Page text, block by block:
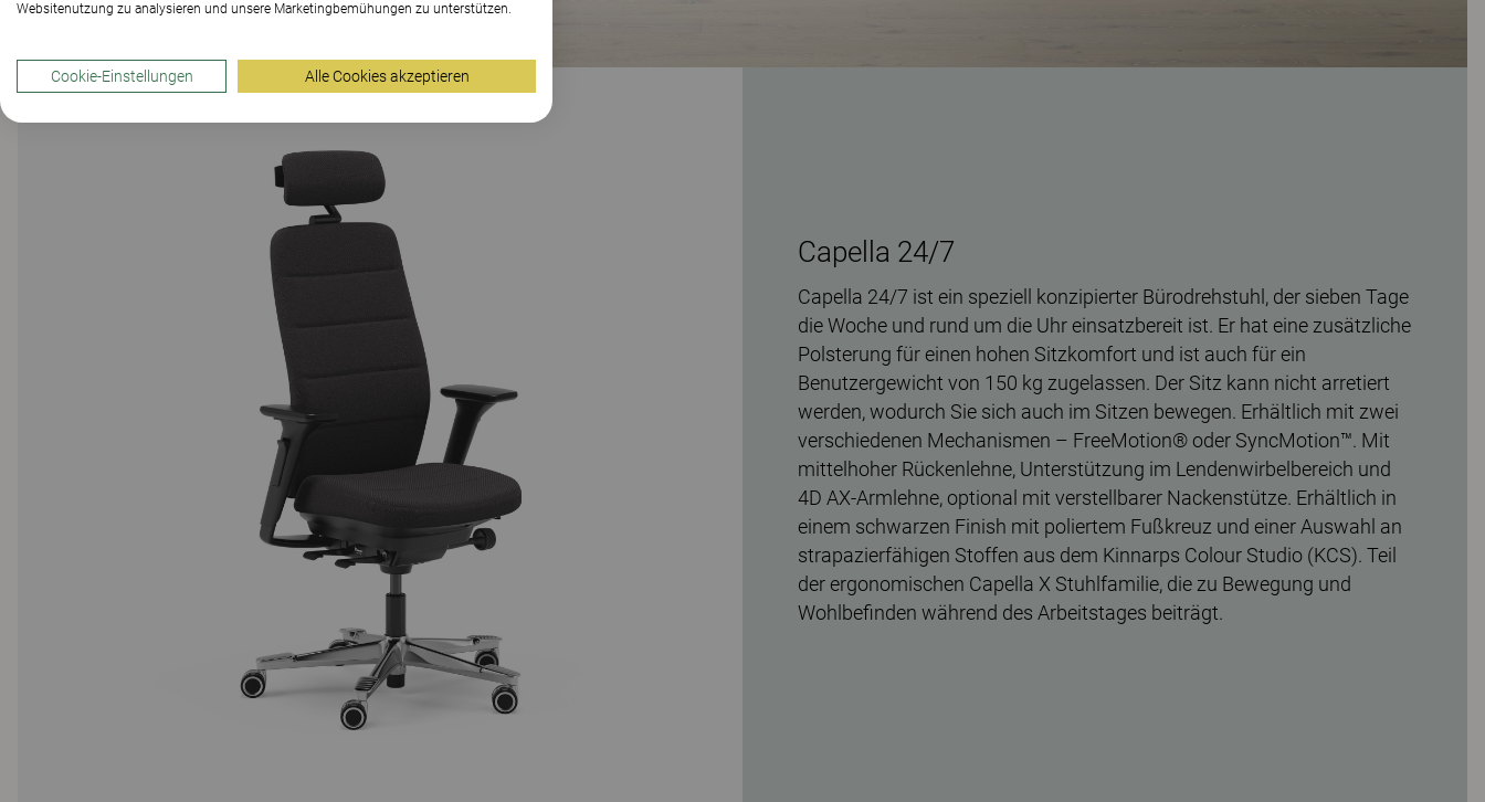
Capella 24/7
Capella 24/7 ist ein speziell konzipierter Bürodrehstuhl, der sieben Tage
die Woche und rund um die Uhr einsatzbereit ist. Er hat eine zusätzliche
Polsterung für einen hohen Sitzkomfort und ist auch für ein
Benutzergewicht von 150 kg zugelassen. Der Sitz kann nicht arretiert
werden, wodurch Sie sich auch im Sitzen bewegen. Erhältlich mit zwei
verschiedenen Mechanismen – FreeMotion® oder SyncMotion™. Mit
mittelhoher Rückenlehne, Unterstützung im Lendenwirbelbereich und
4D AX-Armlehne, optional mit verstellbarer Nackenstütze. Erhältlich in
einem schwarzen Finish mit poliertem Fußkreuz und einer Auswahl an
strapazierfähigen Stoffen aus dem Kinnarps Colour Studio (KCS). Teil
der ergonomischen Capella X Stuhlfamilie, die zu Bewegung und
Wohlbefinden während des Arbeitstages beiträgt.
Websitenutzung zu analysieren und unsere Marketingbemühungen zu unterstützen.
Cookie-Einstellungen Alle Cookies akzeptieren